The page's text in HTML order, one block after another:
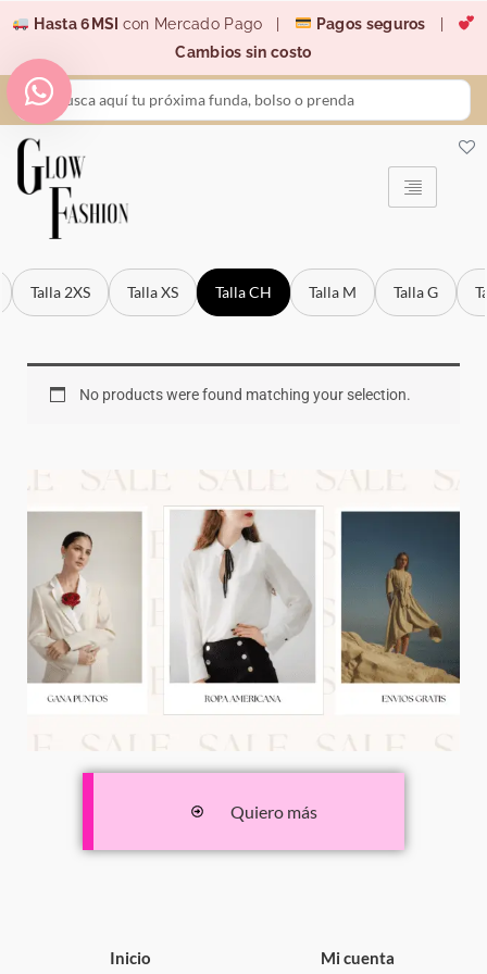
contenido
Hasta 6MSI con Mercado Pago | Pagos seguros
Cambios sin costo
Search
...
Talla 2XS Talla XS Talla CH Talla M Talla G
No products were found matching your selection.
Quiero más
Inicio Mi cuenta